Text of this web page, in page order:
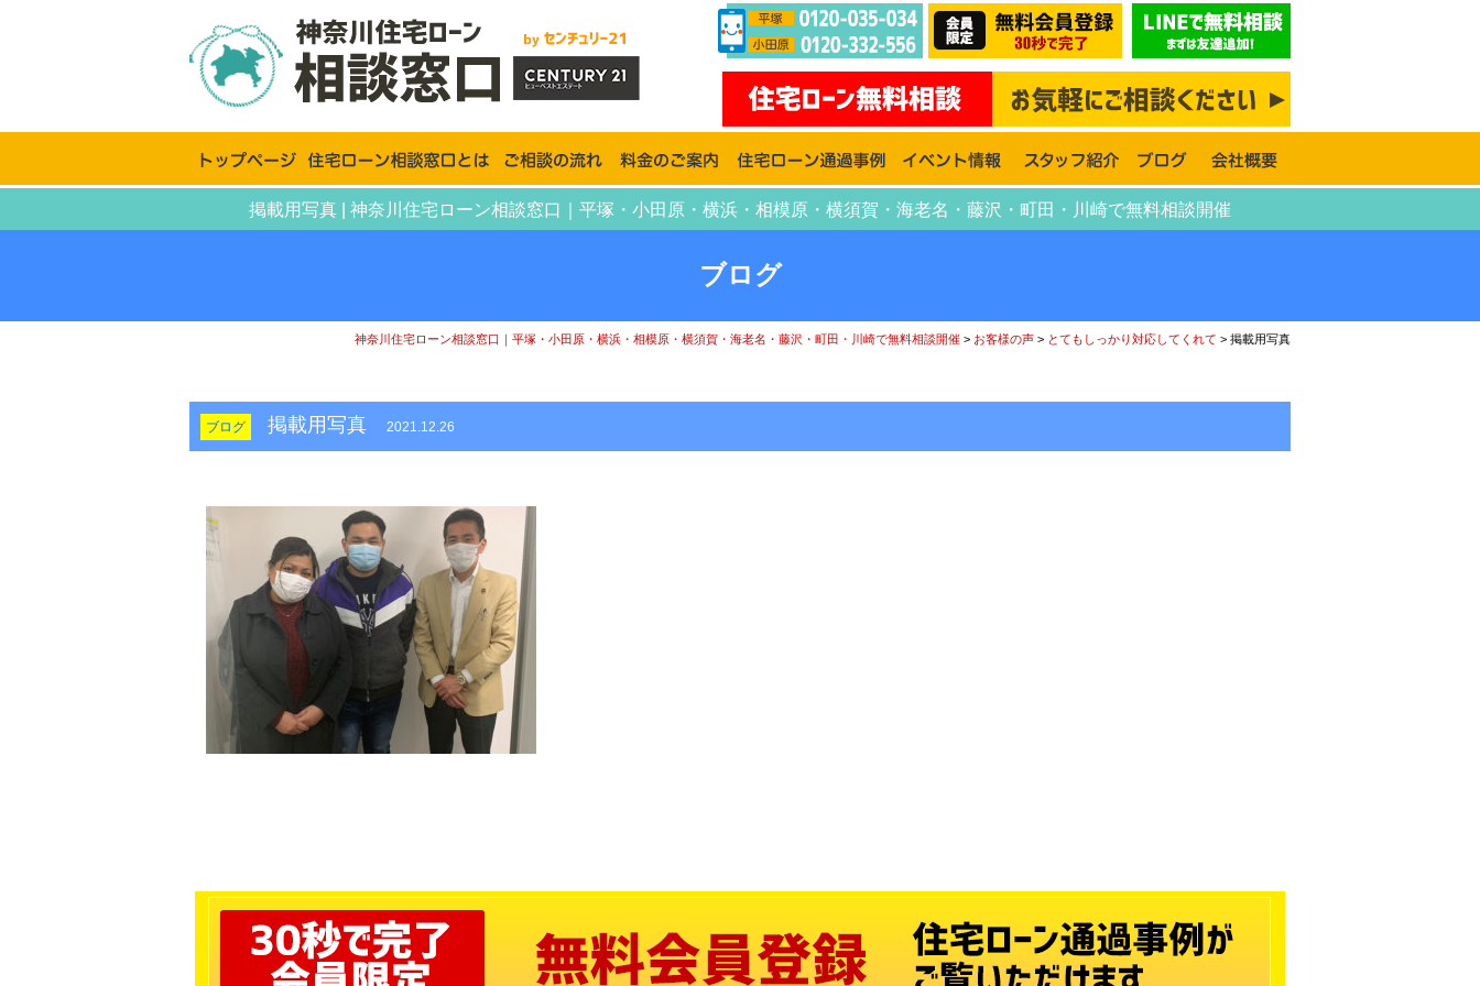
掲載用写真 | 神奈川住宅ローン相談窓口｜平塚・小田原・横浜・相模原・横須賀・海老名・藤沢・町田・川崎で無料相談開催
ブログ
神奈川住宅ローン相談窓口｜平塚・小田原・横浜・相模原・横須賀・海老名・藤沢・町田・川崎で無料相談開催 > お客様の声 > とてもしっかり対応してくれて > 掲載用写真
ブログ 掲載用写真 2021.12.26